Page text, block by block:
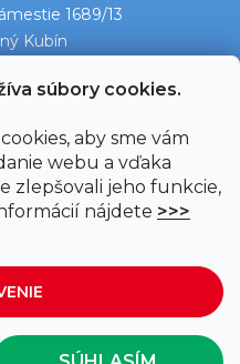
súbory cookies.
aby sme vám
webu a vďaka
zlepšovali jeho funkcie,
nájdete >>>
1689/13
Kubín
mape →
Balkys